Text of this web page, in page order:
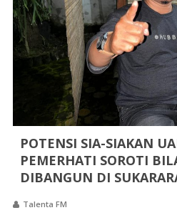
POTENSI SIA-SIAKAN
PEMERHATI SOROTI
DIBANGUN DI
Talenta FM